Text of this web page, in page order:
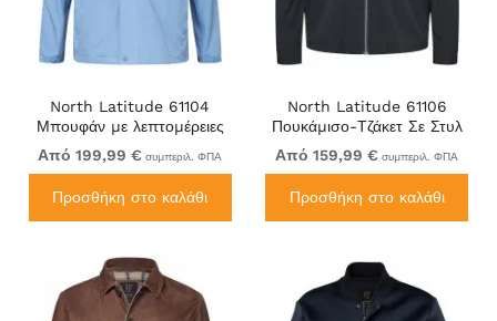
North Latitude 61104
Μπουφάν με λεπτομέρειες
WP3000 Ανοιχτό μπλε
Από 199,99 € συμπεριλ. ΦΠΑ
Προσθήκη στο καλάθι
North Latitude 61106
Πουκάμισο-Τζάκετ Σε Στυλ
Κοστουμιού Με Πλήρες
Φερμουάρ Μαύρο
Από 159,99 € συμπεριλ. ΦΠΑ
Προσθήκη στο καλάθι